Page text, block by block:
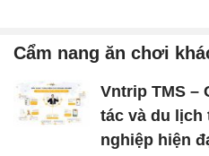
Cẩm nang ăn chơi
Vntrip TMS –
tác và du lịch
nghiệp hiện